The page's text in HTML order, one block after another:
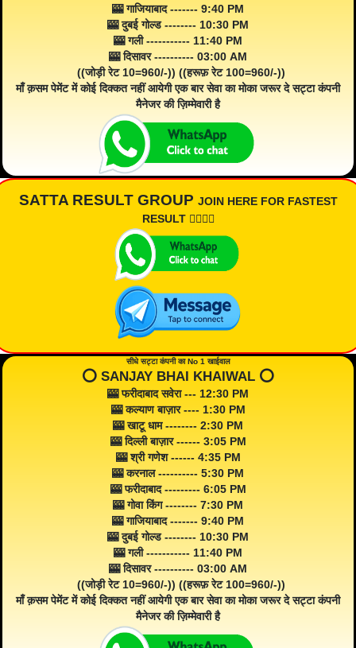
🎰 गाजियाबाद ------- 9:40 PM
🎰 दुबई गोल्ड -------- 10:30 PM
🎰 गली ----------- 11:40 PM
🎰 दिसावर ---------- 03:00 AM
((जोड़ी रेट 10=960/-)) ((हरूफ़ रेट 100=960/-))
माँ क़सम पेमेंट में कोई दिक्कत नहीं आयेगी एक बार सेवा का मोका जरूर दे सट्टा कंपनी
मैनेजर की ज़िम्मेवारी है
SATTA RESULT GROUP JOIN HERE FOR FASTEST
RESULT 👇🏾👇🏾
सीधे सट्टा कंपनी का No 1 खाईवाल
⭕️ SANJAY BHAI KHAIWAL ⭕️
🎰 फरीदाबाद सवेरा --- 12:30 PM
🎰 कल्याण बाज़ार ---- 1:30 PM
🎰 खाटू धाम -------- 2:30 PM
🎰 दिल्ली बाज़ार ------ 3:05 PM
🎰 श्री गणेश ------ 4:35 PM
🎰 करनाल ---------- 5:30 PM
🎰 फरीदाबाद --------- 6:05 PM
🎰 गोवा किंग -------- 7:30 PM
🎰 गाजियाबाद ------- 9:40 PM
🎰 दुबई गोल्ड -------- 10:30 PM
🎰 गली ----------- 11:40 PM
🎰 दिसावर ---------- 03:00 AM
((जोड़ी रेट 10=960/-)) ((हरूफ़ रेट 100=960/-))
माँ क़सम पेमेंट में कोई दिक्कत नहीं आयेगी एक बार सेवा का मोका जरूर दे सट्टा कंपनी
मैनेजर की ज़िम्मेवारी है